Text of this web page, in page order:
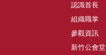
認識首長
組織職掌
參觀資訊
新竹公會堂